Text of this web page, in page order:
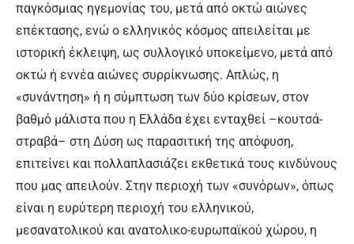
παγκόσμιας ηγεμονίας του, μετά από οκτώ αιώνες
επέκτασης, ενώ ο ελληνικός κόσμος απειλείται με
ιστορική έκλειψη, ως συλλογικό υποκείμενο, μετά από
οκτώ ή εννέα αιώνες συρρίκνωσης. Απλώς, η
«συνάντηση» ή η σύμπτωση των δύο κρίσεων, στον
βαθμό μάλιστα που η Ελλάδα έχει ενταχθεί –κουτσά-
στραβά– στη Δύση ως παρασιτική της απόφυση,
επιτείνει και πολλαπλασιάζει εκθετικά τους κινδύνους
που μας απειλούν. Στην περιοχή των «συνόρων», όπως
είναι η ευρύτερη περιοχή του ελληνικού,
μεσανατολικού και ανατολικο-ευρωπαϊκού χώρου, η